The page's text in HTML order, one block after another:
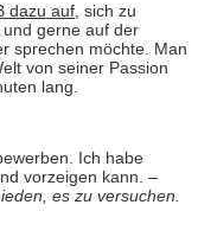
dazu auf, sich zu
gerne auf der
sprechen möchte. Man
von seiner Passion
lang.
Ich habe
vorzeigen kann. –
es zu versuchen.